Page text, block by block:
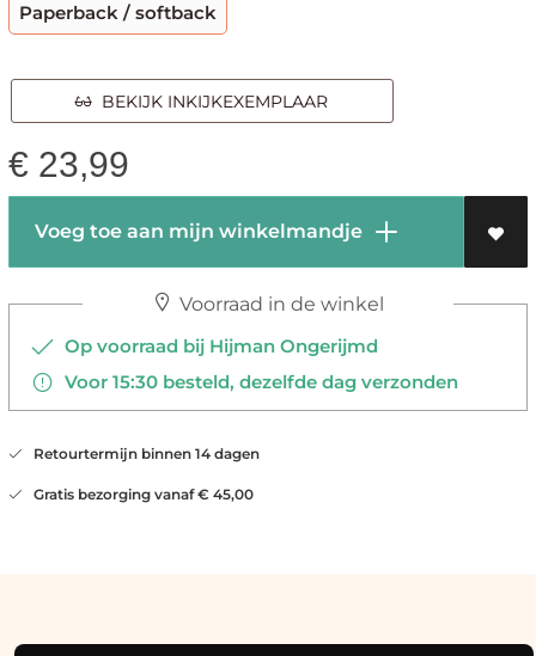
Paperback / softback
BEKIJK INKIJKEXEMPLAAR
€ 23,99
Voeg toe aan mijn winkelmandje
Voorraad in de winkel
Op voorraad bij Hijman Ongerijmd
Voor 15:30 besteld, dezelfde dag verzonden
Retourtermijn binnen 14 dagen
Gratis bezorging vanaf € 45,00